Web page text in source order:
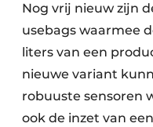
Nog vrij nieuw zijn
usebags waarmee
liters van een
nieuwe variant
robuuste sensoren
ook de inzet van